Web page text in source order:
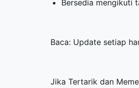
Bersedia mengikuti
Baca: Update setiap
Jika Tertarik dan